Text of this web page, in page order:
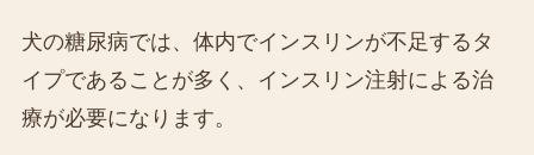
犬の糖尿病では、体内でインスリンが不足するタ
イプであることが多く、インスリン注射による治
療が必要になります。